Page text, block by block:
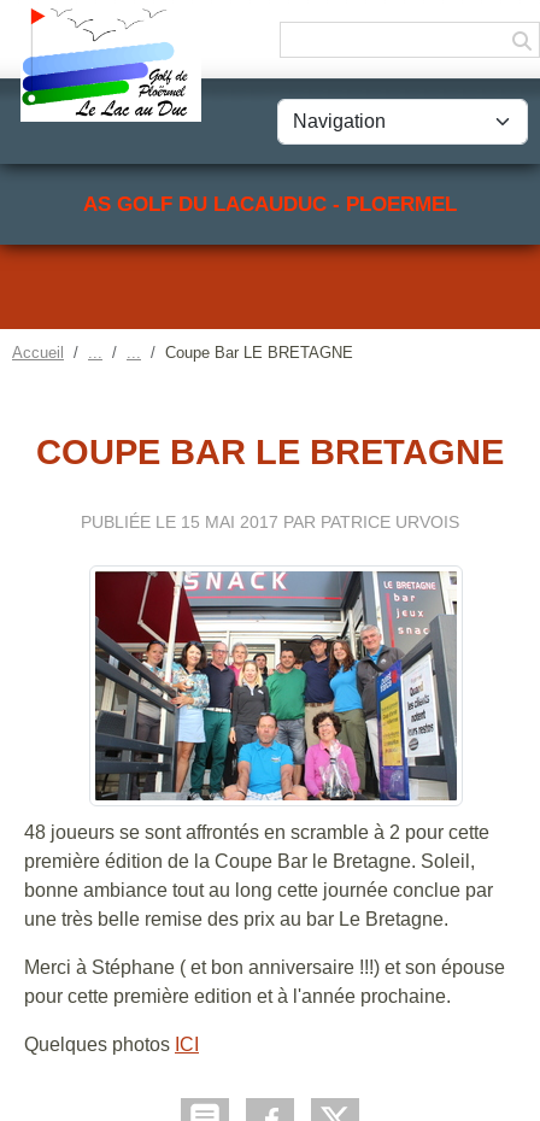
AS GOLF DU LACAUDUC - PLOERMEL
Accueil Coupe Bar LE BRETAGNE
COUPE BAR LE BRETAGNE
PUBLIÉE LE 15 MAI 2017 PAR PATRICE URVOIS
48 joueurs se sont affrontés en scramble à 2 pour cette
première édition de la Coupe Bar le Bretagne. Soleil,
bonne ambiance tout au long cette journée conclue par
une très belle remise des prix au bar Le Bretagne.
Merci à Stéphane ( et bon anniversaire !!!) et son épouse
pour cette première edition et à l'année prochaine.
Quelques photos ICI
Panneau de gestion des cookies